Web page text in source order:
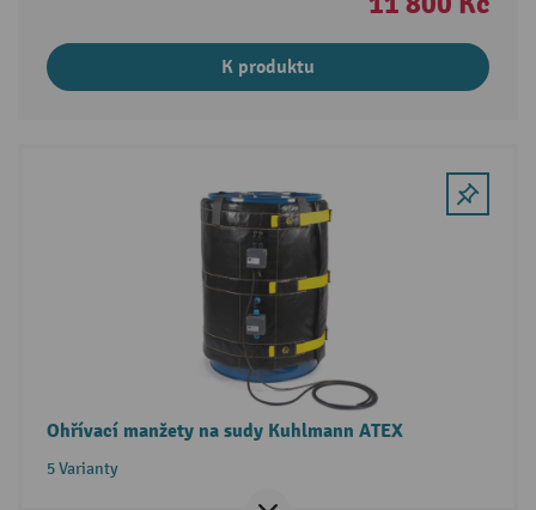
K produktu
Ohřívací manžety na sudy Kuhlmann ATEX
5 Varianty